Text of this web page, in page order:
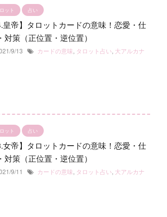
ット 占い
皇帝】タロットカードの意味！恋愛・仕
対策（正位置・逆位置）
9/13 カードの意味, タロット占い, 大アルカナ
ット 占い
女帝】タロットカードの意味！恋愛・仕
対策（正位置・逆位置）
9/11 カードの意味, タロット占い, 大アルカナ